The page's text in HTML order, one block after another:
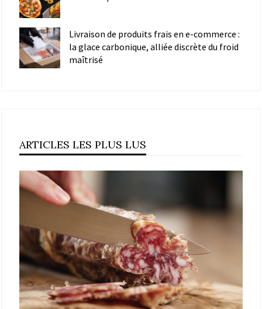
Livraison de produits frais en e-commerce :
la glace carbonique, alliée discrète du froid
maîtrisé
ARTICLES LES PLUS LUS